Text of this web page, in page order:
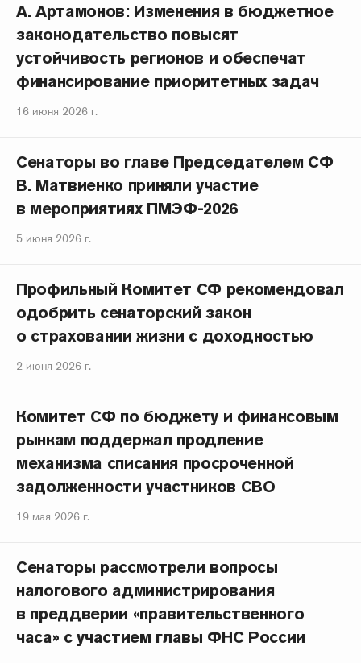
А. Артамонов: Изменения в бюджетное
законодательство повысят
устойчивость регионов и обеспечат
финансирование приоритетных задач
16 июня 2026 г.
Сенаторы во главе Председателем СФ
В. Матвиенко приняли участие
в мероприятиях ПМЭФ-2026
5 июня 2026 г.
Профильный Комитет СФ рекомендовал
одобрить сенаторский закон
о страховании жизни с доходностью
2 июня 2026 г.
Комитет СФ по бюджету и финансовым
рынкам поддержал продление
механизма списания просроченной
задолженности участников СВО
19 мая 2026 г.
Сенаторы рассмотрели вопросы
налогового администрирования
в преддверии «правительственного
часа» с участием главы ФНС России